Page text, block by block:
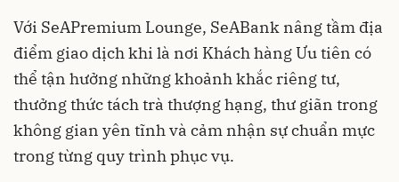
Với SeAPremium Lounge, SeABank nâng tầm địa
điểm giao dịch khi là nơi Khách hàng Ưu tiên có
thể tận hưởng những khoảnh khắc riêng tư,
thưởng thức tách trà thượng hạng, thư giãn trong
không gian yên tĩnh và cảm nhận sự chuẩn mực
trong từng quy trình phục vụ.